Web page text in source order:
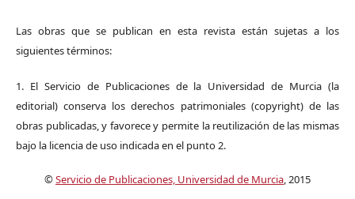
Las obras que se publican en esta revista están sujetas a los
siguientes términos:
1. El Servicio de Publicaciones de la Universidad de Murcia (la
editorial) conserva los derechos patrimoniales (copyright) de las
obras publicadas, y favorece y permite la reutilización de las mismas
bajo la licencia de uso indicada en el punto 2.
©Servicio de Publicaciones, Universidad de Murcia, 2015